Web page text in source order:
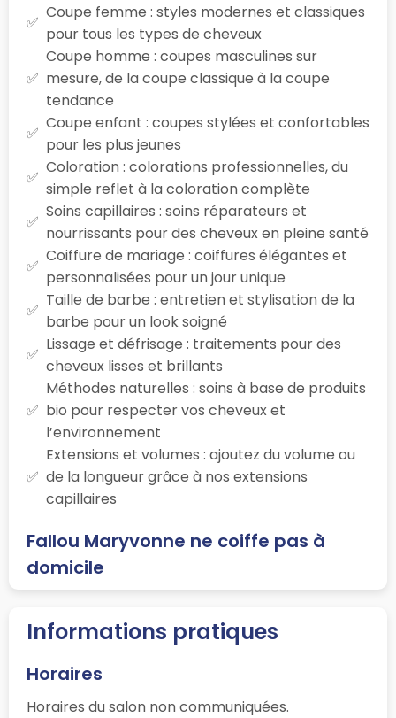
Coupe femme : styles modernes et classiques
pour tous les types de cheveux
Coupe homme : coupes masculines sur
mesure, de la coupe classique à la coupe
tendance
Coupe enfant : coupes stylées et confortables
pour les plus jeunes
Coloration : colorations professionnelles, du
simple reflet à la coloration complète
Soins capillaires : soins réparateurs et
nourrissants pour des cheveux en pleine santé
Coiffure de mariage : coiffures élégantes et
personnalisées pour un jour unique
Taille de barbe : entretien et stylisation de la
barbe pour un look soigné
Lissage et défrisage : traitements pour des
cheveux lisses et brillants
Méthodes naturelles : soins à base de produits
bio pour respecter vos cheveux et
l’environnement
Extensions et volumes : ajoutez du volume ou
de la longueur grâce à nos extensions
capillaires
Fallou Maryvonne ne coiffe pas à
domicile
Informations pratiques
Horaires
Horaires du salon non communiquées.